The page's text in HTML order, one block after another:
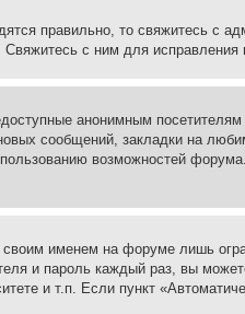
правильно, то свяжитесь с
с ним для исправления
анонимным посетителям
сообщений, закладки на
возможностей
именем на форуме лишь
и пароль каждый раз, вы
и т.п. Если пункт